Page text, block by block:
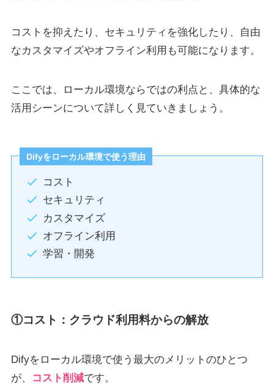
コストを抑えたり、セキュリティを強化したり、自由
なカスタマイズやオフライン利用も可能になります。
ここでは、ローカル環境ならではの利点と、具体的な
活用シーンについて詳しく見ていきましょう。
Difyをローカル環境で使う理由
コスト
セキュリティ
カスタマイズ
オフライン利用
学習・開発
①コスト：クラウド利用料からの解放
Difyをローカル環境で使う最大のメリットのひとつ
が、
コスト削減です。